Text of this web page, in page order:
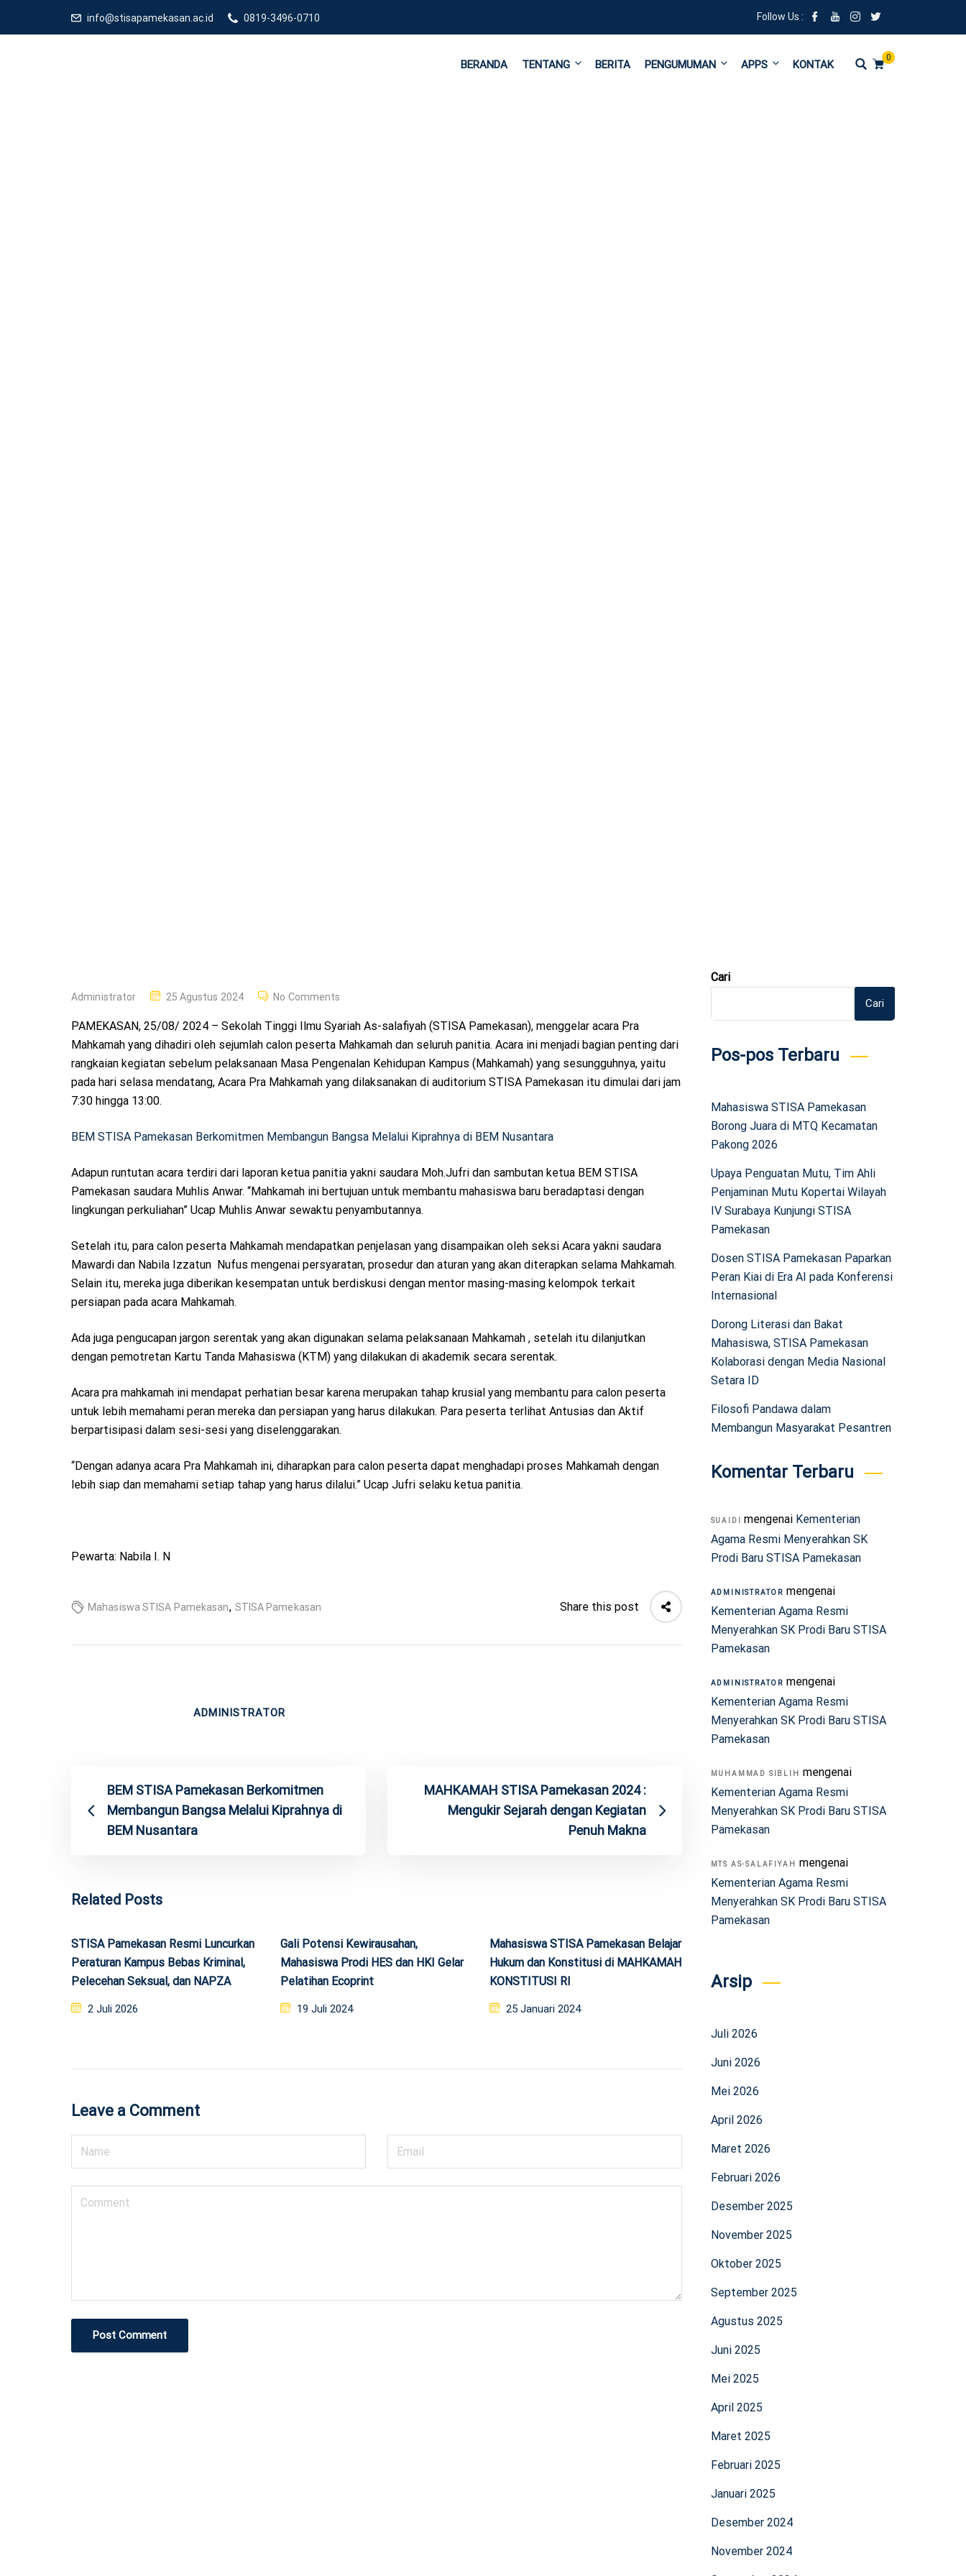
info@stisapamekasan.ac.id 0819-3496-0710 Follow Us :
0
BERANDA TENTANG BERITA PENGUMUMAN APPS KONTAK
Administrator
P
S
T
E
D
25 Agustus 2024 No Comments
PAMEKASAN, 25/08/ 2024 – Sekolah Tinggi Ilmu Syariah As-salafiyah (STISA Pamekasan), menggelar acara Pra
Mahkamah yang dihadiri oleh sejumlah calon peserta Mahkamah dan seluruh panitia. Acara ini menjadi bagian penting dari
rangkaian kegiatan sebelum pelaksanaan Masa Pengenalan Kehidupan Kampus (Mahkamah) yang sesungguhnya, yaitu
pada hari selasa mendatang, Acara Pra Mahkamah yang dilaksanakan di auditorium STISA Pamekasan itu dimulai dari jam
7:30 hingga 13:00.
BEM STISA Pamekasan Berkomitmen Membangun Bangsa Melalui Kiprahnya di BEM Nusantara
Adapun runtutan acara terdiri dari laporan ketua panitia yakni saudara Moh.Jufri dan sambutan ketua BEM STISA
Pamekasan saudara Muhlis Anwar. “Mahkamah ini bertujuan untuk membantu mahasiswa baru beradaptasi dengan
lingkungan perkuliahan” Ucap Muhlis Anwar sewaktu penyambutannya.
Setelah itu, para calon peserta Mahkamah mendapatkan penjelasan yang disampaikan oleh seksi Acara yakni saudara
Mawardi dan Nabila Izzatun Nufus mengenai persyaratan, prosedur dan aturan yang akan diterapkan selama Mahkamah.
Selain itu, mereka juga diberikan kesempatan untuk berdiskusi dengan mentor masing-masing kelompok terkait
persiapan pada acara Mahkamah.
Ada juga pengucapan jargon serentak yang akan digunakan selama pelaksanaan Mahkamah , setelah itu dilanjutkan
dengan pemotretan Kartu Tanda Mahasiswa (KTM) yang dilakukan di akademik secara serentak.
Acara pra mahkamah ini mendapat perhatian besar karena merupakan tahap krusial yang membantu para calon peserta
untuk lebih memahami peran mereka dan persiapan yang harus dilakukan. Para peserta terlihat Antusias dan Aktif
berpartisipasi dalam sesi-sesi yang diselenggarakan.
“Dengan adanya acara Pra Mahkamah ini, diharapkan para calon peserta dapat menghadapi proses Mahkamah dengan
lebih siap dan memahami setiap tahap yang harus dilalui.” Ucap Jufri selaku ketua panitia.
Pewarta: Nabila I. N
Mahasiswa STISA Pamekasan, STISA Pamekasan Share this post
ADMINISTRATOR
BEM STISA Pamekasan Berkomitmen
Membangun Bangsa Melalui Kiprahnya di
BEM Nusantara
MAHKAMAH STISA Pamekasan 2024 :
Mengukir Sejarah dengan Kegiatan
Penuh Makna
Related Posts
STISA Pamekasan Resmi Luncurkan
Peraturan Kampus Bebas Kriminal,
Pelecehan Seksual, dan NAPZA
Posted
2 Juli 2026
Gali Potensi Kewirausahan,
Mahasiswa Prodi HES dan HKI Gelar
Pelatihan Ecoprint
Posted
19 Juli 2024
Mahasiswa STISA Pamekasan Belajar
Hukum dan Konstitusi di MAHKAMAH
KONSTITUSI RI
Posted
25 Januari 2024
Leave a Comment
Post Comment
Cari
Cari
Pos-pos Terbaru
Mahasiswa STISA Pamekasan
Borong Juara di MTQ Kecamatan
Pakong 2026
Upaya Penguatan Mutu, Tim Ahli
Penjaminan Mutu Kopertai Wilayah
IV Surabaya Kunjungi STISA
Pamekasan
Dosen STISA Pamekasan Paparkan
Peran Kiai di Era AI pada Konferensi
Internasional
Dorong Literasi dan Bakat
Mahasiswa, STISA Pamekasan
Kolaborasi dengan Media Nasional
Setara ID
Filosofi Pandawa dalam
Membangun Masyarakat Pesantren
Komentar Terbaru
SUAIDI mengenai Kementerian
Agama Resmi Menyerahkan SK
Prodi Baru STISA Pamekasan
ADMINISTRATOR mengenai
Kementerian Agama Resmi
Menyerahkan SK Prodi Baru STISA
Pamekasan
ADMINISTRATOR mengenai
Kementerian Agama Resmi
Menyerahkan SK Prodi Baru STISA
Pamekasan
MUHAMMAD SIBLIH
mengenai
Kementerian Agama Resmi
Menyerahkan SK Prodi Baru STISA
Pamekasan
MTS AS-SALAFIYAH
mengenai
Kementerian Agama Resmi
Menyerahkan SK Prodi Baru STISA
Pamekasan
Arsip
Juli 2026
Juni 2026
Mei 2026
April 2026
Maret 2026
Februari 2026
Desember 2025
November 2025
Oktober 2025
September 2025
Agustus 2025
Juni 2025
Mei 2025
April 2025
Maret 2025
Februari 2025
Januari 2025
Desember 2024
November 2024